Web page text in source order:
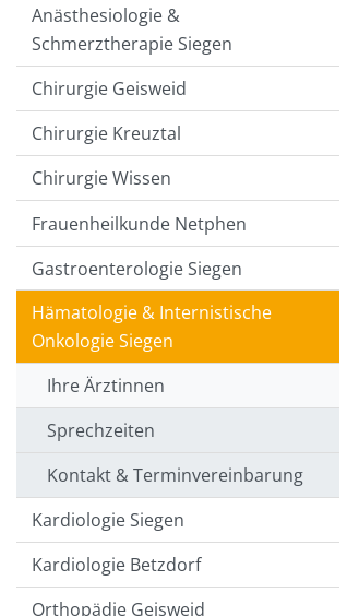
Anästhesiologie &
Schmerztherapie Siegen
Chirurgie Geisweid
Chirurgie Kreuztal
Chirurgie Wissen
Frauenheilkunde Netphen
Gastroenterologie Siegen
Hämatologie & Internistische
Onkologie Siegen
Ihre Ärztinnen
Sprechzeiten
Kontakt & Terminvereinbarung
Kardiologie Siegen
Kardiologie Betzdorf
Orthopädie Geisweid